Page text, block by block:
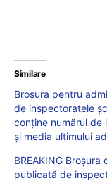
Similare
Broșura pentru
de inspectoratele
conține numărul de
și media ultimului
BREAKING
publicată de